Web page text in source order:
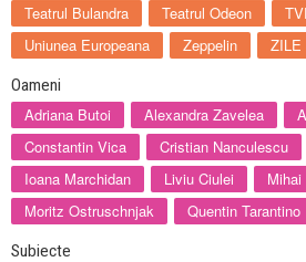
Teatrul Bulandra
Teatrul Odeon
Uniunea Europeana
Zeppelin ZILE
Oameni
Adriana Butoi Alexandra Zavelea
Constantin Vica
Cristian Nanculescu
Ioana Marchidan
Liviu Ciulei
Moritz Ostruschnjak
Quentin Tarantino
Subiecte